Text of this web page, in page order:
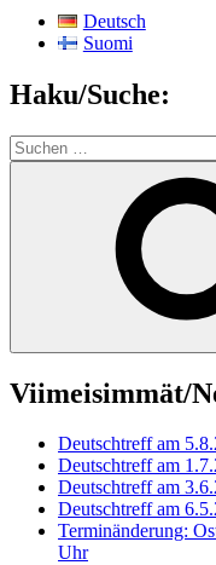
Deutsch
Suomi
Haku/Suche:
Suchen
nach:
Viimeisimmät/
Deutschtreff am
Deutschtreff am
Deutschtreff am
Deutschtreff am
Terminänderung:
Uhr